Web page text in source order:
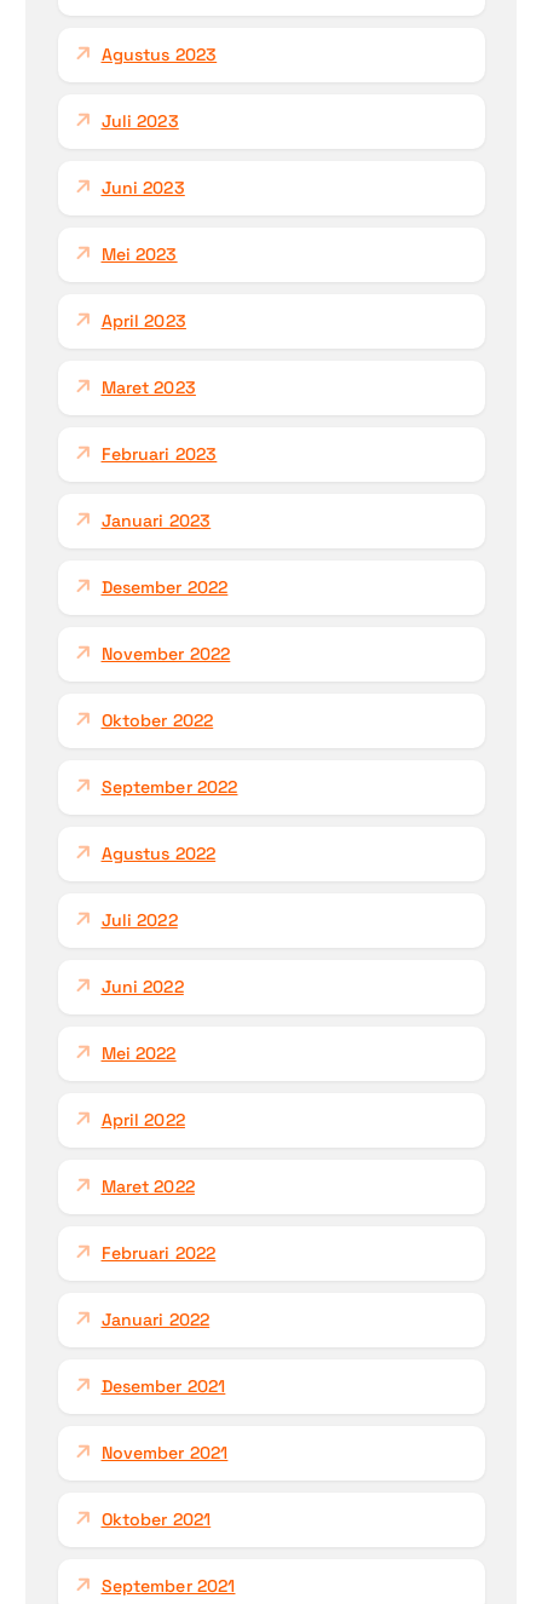
Agustus 2023
Juli 2023
Juni 2023
Mei 2023
April 2023
Maret 2023
Februari 2023
Januari 2023
Desember 2022
November 2022
Oktober 2022
September 2022
Agustus 2022
Juli 2022
Juni 2022
Mei 2022
April 2022
Maret 2022
Februari 2022
Januari 2022
Desember 2021
November 2021
Oktober 2021
September 2021